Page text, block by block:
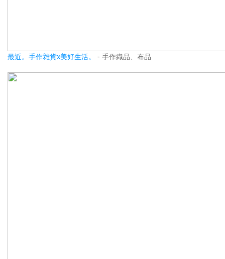
最近。手作雜貨x美好生活。 - 手作織品、布品